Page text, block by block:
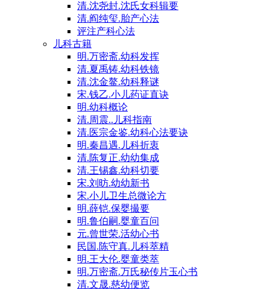
清.沈尧封.沈氏女科辑要
清.阎纯玺.胎产心法
评注产科心法
儿科古籍
明.万密斋.幼科发挥
清.夏禹铸.幼科铁镜
清.沈金鳌.幼科释谜
宋.钱乙.小儿药证直诀
明.幼科概论
清.周震..儿科指南
清.医宗金鉴.幼科心法要诀
明.秦昌遇.儿科折衷
清.陈复正.幼幼集成
清.王锡鑫.幼科切要
宋.刘昉.幼幼新书
宋.小儿卫生总微论方
明.薛铠.保婴撮要
明.鲁伯嗣.婴童百问
元.曾世荣.活幼心书
民国.陈守真.儿科萃精
明.王大伦.婴童类萃
明.万密斋.万氏秘传片玉心书
清.文晟.慈幼便览